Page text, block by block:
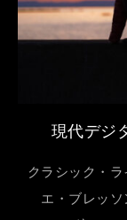
現代デジ
クラシック・
エ・ブレッ